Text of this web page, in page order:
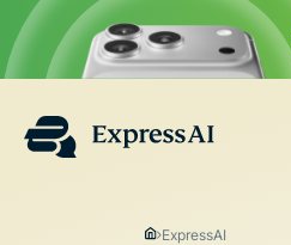
ExpressAI